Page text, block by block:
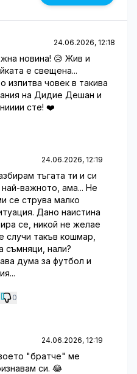
24.06.2026, 12:18
новина! 😥 Жив и
е свещена...
изпитва човек в такива
на Дидие Дешан и
сте! ❤️
24.06.2026, 12:19
тъгата ти и си
важното, ама... Не
се струва малко
Дано наистина
се, никой не желае
случи такъв кошмар,
съмняци, нали?
дума за футбол и
0
24.06.2026, 12:19
"братче" ме
си. 😂